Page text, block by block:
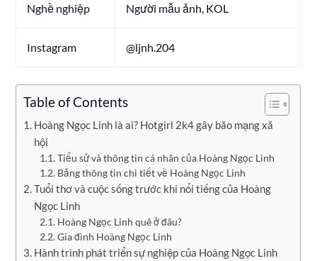
Nghề nghiệp Người mẫu ảnh, KOL
Instagram @ljnh.204
Table of Contents
Hoàng Ngọc Linh là ai? Hotgirl 2k4 gây bão mạng xã
hội
Tiểu sử và thông tin cá nhân của Hoàng Ngọc Linh
Bảng thông tin chi tiết về Hoàng Ngọc Linh
Tuổi thơ và cuộc sống trước khi nổi tiếng của Hoàng
Ngọc Linh
Hoàng Ngọc Linh quê ở đâu?
Gia đình Hoàng Ngọc Linh
Hành trình phát triển sự nghiệp của Hoàng Ngọc Linh